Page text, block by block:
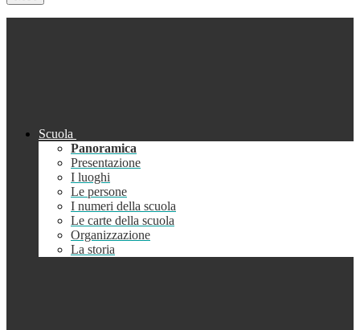
Scuola
Panoramica
Presentazione
I luoghi
Le persone
I numeri della scuola
Le carte della scuola
Organizzazione
La storia